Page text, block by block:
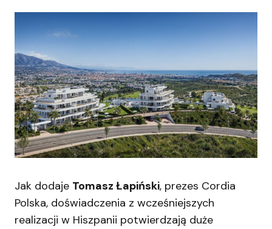
Jak dodaje Tomasz Łapiński, prezes Cordia
Polska, doświadczenia z wcześniejszych
realizacji w Hiszpanii potwierdzają duże